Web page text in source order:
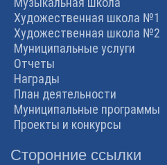
Художественная школа №1
Художественная школа №2
Муниципальные услуги
Отчеты
Награды
План деятельности
Муниципальные программы
Проекты и конкурсы
Сторонние ссылки